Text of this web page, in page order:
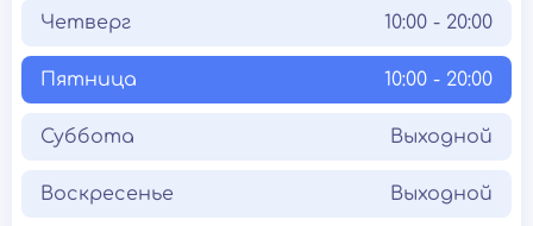
Четверг 10:00 - 20:00
Пятница 10:00 - 20:00
Суббота Выходной
Воскресенье Выходной